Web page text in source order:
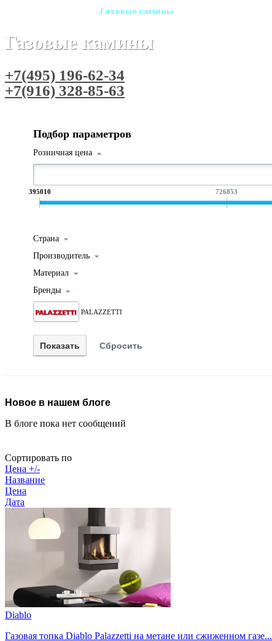
Газовые камины
Газовые камины
+7(495) 196-62-34
+7(916) 328-85-63
Подбор параметров
Розничная цена
395010 726853
Страна
Производитель
Материал
Бренды
PALAZZETTI
Новое в нашем блоге
В блоге пока нет сообщений
Сортировать по
Цена +/-
Название
Цена
Дата
Diablo
Газовая топка Diablo Palazzetti на метане или сжиженном газе...